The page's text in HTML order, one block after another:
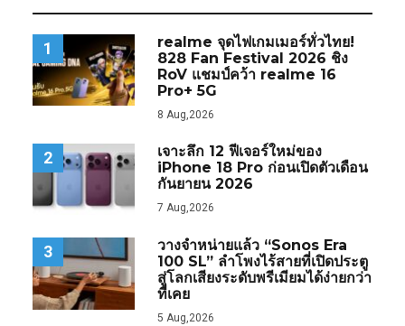
1
realme จุดไฟเกมเมอร์ทั่วไทย!
828 Fan Festival 2026 ชิง
RoV แชมป์คว้า realme 16
Pro+ 5G
8 Aug,2026
2
เจาะลึก 12 ฟีเจอร์ใหม่ของ
iPhone 18 Pro ก่อนเปิดตัวเดือน
กันยายน 2026
7 Aug,2026
3
วางจำหน่ายแล้ว “Sonos Era
100 SL” ลำโพงไร้สายที่เปิดประตู
สู่โลกเสียงระดับพรีเมียมได้ง่ายกว่า
ที่เคย
5 Aug,2026